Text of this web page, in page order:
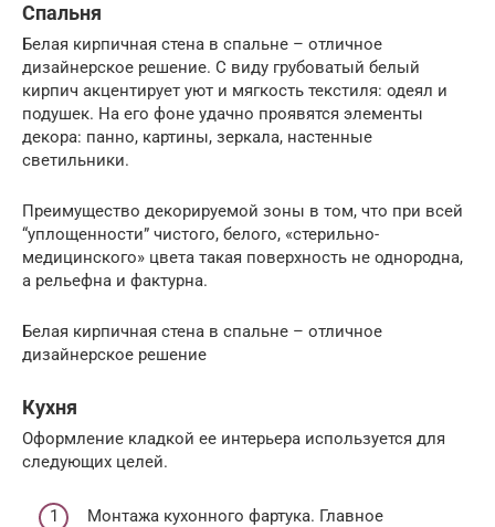
Спальня
Белая кирпичная стена в спальне – отличное
дизайнерское решение. С виду грубоватый белый
кирпич акцентирует уют и мягкость текстиля: одеял и
подушек. На его фоне удачно проявятся элементы
декора: панно, картины, зеркала, настенные
светильники.
Преимущество декорируемой зоны в том, что при всей
“уплощенности” чистого, белого, «стерильно-
медицинского» цвета такая поверхность не однородна,
а рельефна и фактурна.
Белая кирпичная стена в спальне – отличное
дизайнерское решение
Кухня
Оформление кладкой ее интерьера используется для
следующих целей.
Монтажа кухонного фартука. Главное